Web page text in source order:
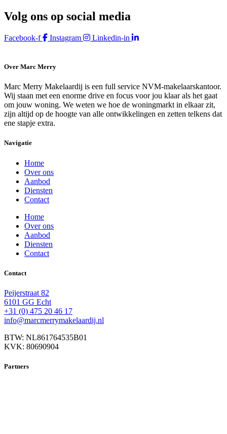
Volg ons op social media
Facebook-f Instagram Linkedin-in
Over Marc Merry
Marc Merry Makelaardij is een full service NVM-makelaarskantoor.
Wij staan met een enorme drive en focus voor jou klaar als het gaat
om jouw woning. We weten we hoe de woningmarkt in elkaar zit,
zijn altijd op de hoogte van alle ontwikkelingen en zetten telkens dat
ene stapje extra.
Navigatie
Home
Over ons
Aanbod
Diensten
Contact
Home
Over ons
Aanbod
Diensten
Contact
Contact
Peijerstraat 82
6101 GG Echt
+31 (0) 475 20 46 17
info@marcmerrymakelaardij.nl
BTW: NL861764535B01
KVK: 80690904
Partners